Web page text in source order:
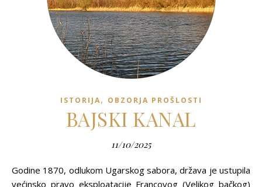
ISTORIJA, OBZORJA PROŠLOSTI
BAJSKI KANAL
11/10/2025
Godine 1870, odlukom Ugarskog sabora, država je ustupila
većinsko pravo eksploatacije Francovog (Velikog bačkog)